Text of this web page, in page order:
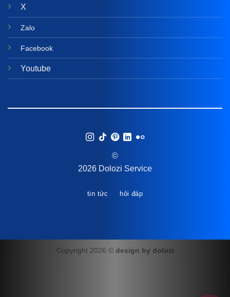
X
Zalo
Facebook
Youtube
©
2026 Dolozi Service
tin tức hỏi đáp
Copyright 2026 © design by dolozi